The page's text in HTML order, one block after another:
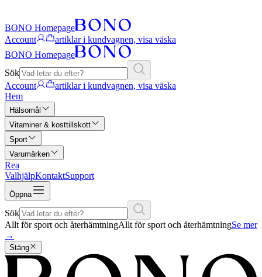
BONO Homepage
Account
artiklar i kundvagnen, visa väska
BONO Homepage
Sök
Account
artiklar i kundvagnen, visa väska
Hem
Hälsomål
Vitaminer & kosttillskott
Sport
Varumärken
Rea
ValhjälpKontaktSupport
Öppna
Sök
Allt för sport och återhämtningAllt för sport och återhämtningSe mer
→
Stäng